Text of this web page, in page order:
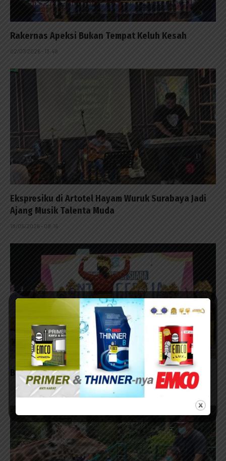
Rakernas Apeksi Bukan Tempat Keluh Kesah
02/07/2026 - 13:48
Ekspresiku di Artotel Hayam Wuruk Surabaya Jadi
Ajang Musik Talenta Muda
18/05/2026 - 08:16
Buka Pendaftaran Lomba Paduan Suara Se-Jatim
08/05/2026 - 15:02